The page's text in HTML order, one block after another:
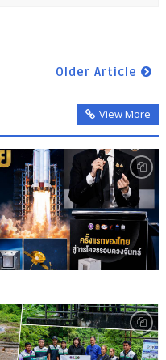
Older Article
View More